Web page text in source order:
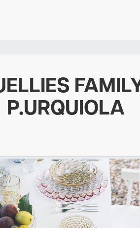
Design District
P.URQUIOLA